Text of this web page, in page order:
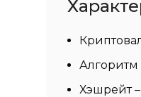
Алгоритм
Хэшрейт –